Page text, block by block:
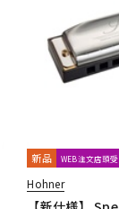
新品 WEB注文店頭
Hohner